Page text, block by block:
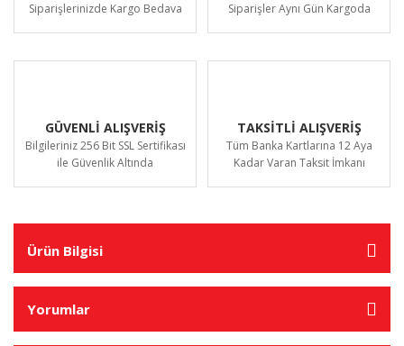
Siparişlerinizde Kargo Bedava
Siparişler Aynı Gün Kargoda
GÜVENLİ ALIŞVERİŞ
Bilgileriniz 256 Bit SSL Sertifikası
ile Güvenlik Altında
TAKSİTLİ ALIŞVERİŞ
Tüm Banka Kartlarına 12 Aya
Kadar Varan Taksit İmkanı
Ürün Bilgisi
Yorumlar